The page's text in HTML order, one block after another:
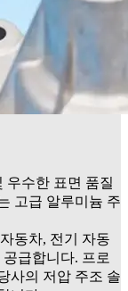
우수한 표면 품질
고급 알루미늄 주
동차, 전기 자동
급합니다. 프로
사의 저압 주조 솔